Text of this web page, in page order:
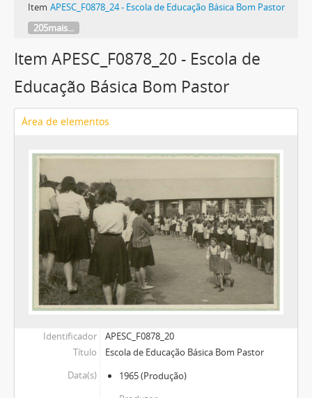
Item APESC_F0878_24 - Escola de Educação Básica Bom Pastor
205mais...
Item APESC_F0878_20 - Escola de
Educação Básica Bom Pastor
Área de elementos
Identificador
APESC_F0878_20
Título
Escola de Educação Básica Bom Pastor
Data(s)
1965(Produção)